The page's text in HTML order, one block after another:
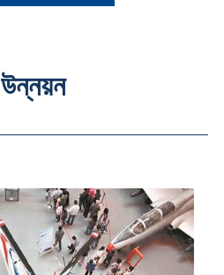
উন্নয়ন